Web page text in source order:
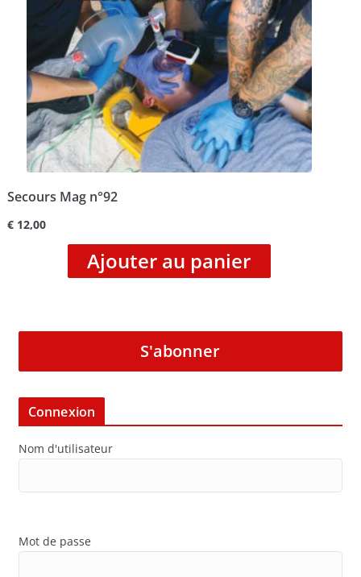
Secours Mag n°92
€12,00
Ajouter au panier
S'abonner
Connexion
Nom d'utilisateur
Mot de passe